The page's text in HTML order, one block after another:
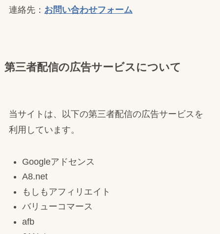
連絡先： お問い合わせフォーム
第三者配信の広告サービスについて
当サイトは、以下の第三者配信の広告サービスを
利用しています。
Googleアドセンス
A8.net
もしもアフィリエイト
バリューコマース
afb